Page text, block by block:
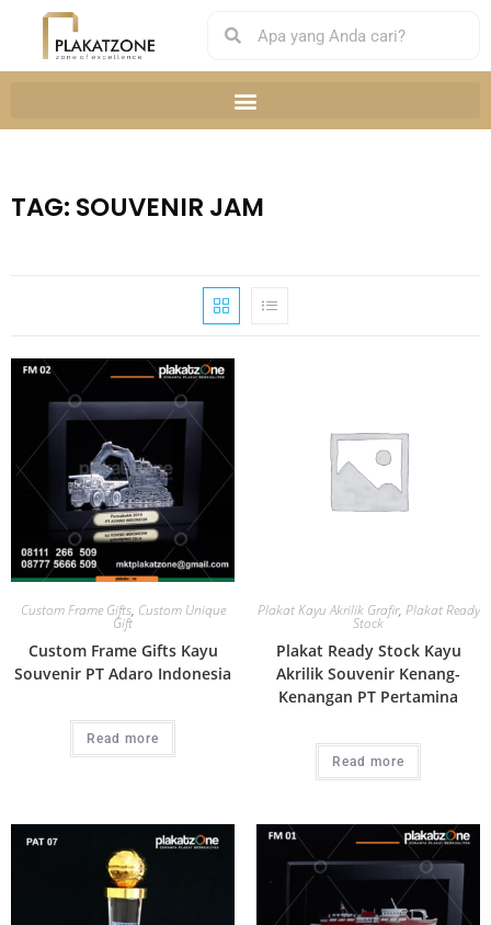
TAG: SOUVENIR JAM
Custom Frame Gifts, Custom Unique
Gift
Custom Frame Gifts Kayu
Souvenir PT Adaro Indonesia
Read more
Plakat Kayu Akrilik Grafir, Plakat Ready
Stock
Plakat Ready Stock Kayu
Akrilik Souvenir Kenang-
Kenangan PT Pertamina
Read more